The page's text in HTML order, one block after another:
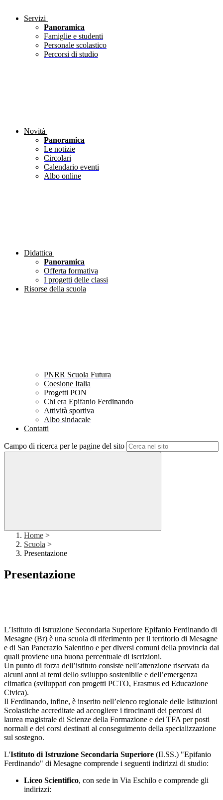
Servizi
Panoramica
Famiglie e studenti
Personale scolastico
Percorsi di studio
Novità
Panoramica
Le notizie
Circolari
Calendario eventi
Albo online
Didattica
Panoramica
Offerta formativa
I progetti delle classi
Risorse della scuola
PNRR Scuola Futura
Coesione Italia
Progetti PON
Chi era Epifanio Ferdinando
Attività sportiva
Albo sindacale
Contatti
Campo di ricerca per le pagine del sito
Home >
Scuola >
Presentazione
Presentazione
L’Istituto di Istruzione Secondaria Superiore Epifanio Ferdinando di
Mesagne (Br) è una scuola di riferimento per il territorio di Mesagne
e di San Pancrazio Salentino e per diversi comuni della provincia dai
quali proviene una buona percentuale di iscrizioni.
Un punto di forza dell’istituto consiste nell’attenzione riservata da
alcuni anni ai temi dello sviluppo sostenibile e dell’emergenza
climatica (sviluppati con progetti PCTO, Erasmus ed Educazione
Civica).
Il Ferdinando, infine, è inserito nell’elenco regionale delle Istituzioni
Scolastiche accreditate ad accogliere i tirocinanti dei percorsi di
laurea magistrale di Scienze della Formazione e dei TFA per posti
normali e dei corsi destinati al conseguimento della specializzazione
sul sostegno.
L'Istituto di Istruzione Secondaria Superiore (II.SS.) "Epifanio
Ferdinando" di Mesagne comprende i seguenti indirizzi di studio:
Liceo Scientifico, con sede in Via Eschilo e comprende gli
indirizzi: